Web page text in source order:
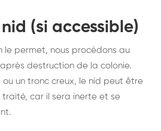
(si accessible)
le permet, nous procédons au
après destruction de la colonie.
ou un tronc creux, le nid peut être
traité, car il sera inerte et se